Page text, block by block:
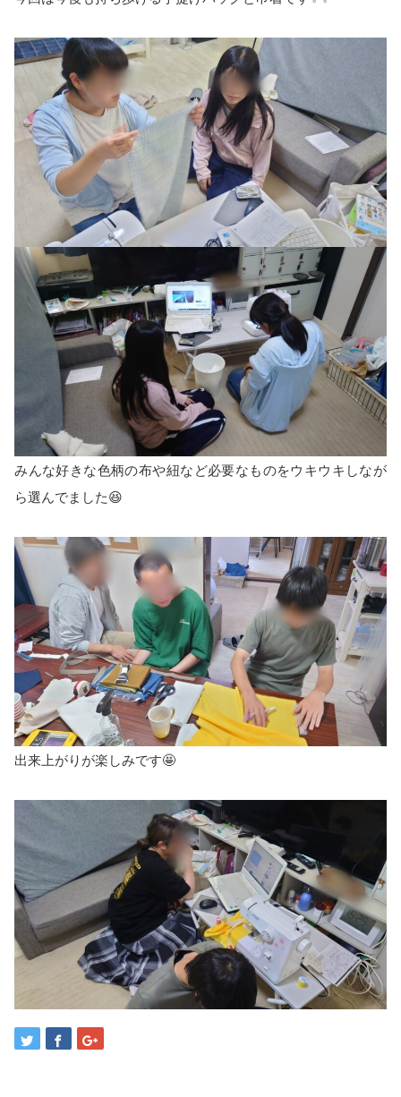
みんな好きな色柄の布や紐など必要なものをウキウキしなが
ら選んでました😆
出来上がりが楽しみです🤩